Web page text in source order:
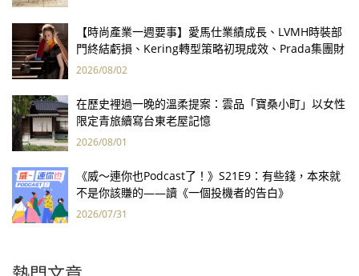
【時尚產業一週要事】愛馬仕業績成長、LVMH時裝部
門終結虧損、Kering轉型策略初現成效、Prada集團財
報亮眼
2026/08/02
在歷史裡過一晚的溫柔提案：雲品「寶桑小町」以女性
限定青旅續寫台東老屋記憶
2026/08/01
《威～連你也Podcast了！》S21E9：有些錢，本來就
不是你該賺的——讀《一個投機者的告白》
2026/07/31